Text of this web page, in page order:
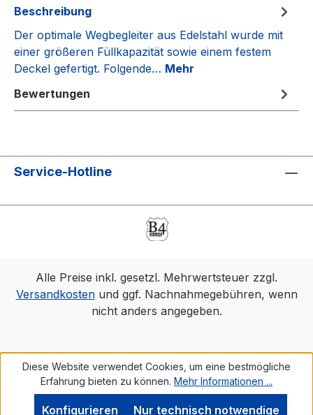
Beschreibung
Der optimale Wegbegleiter aus Edelstahl wurde mit
einer größeren Füllkapazität sowie einem festem
Deckel gefertigt. Folgende… Mehr
Bewertungen
Service-Hotline
Alle Preise inkl. gesetzl. Mehrwertsteuer zzgl.
Versandkostenund ggf. Nachnahmegebühren, wenn
nicht anders angegeben.
Diese Website verwendet Cookies, um eine bestmögliche
Erfahrung bieten zu können. Mehr Informationen ...
Nur technisch notwendige
Konfigurieren